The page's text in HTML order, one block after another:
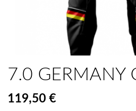
7.0 GERMANY
119,50 €